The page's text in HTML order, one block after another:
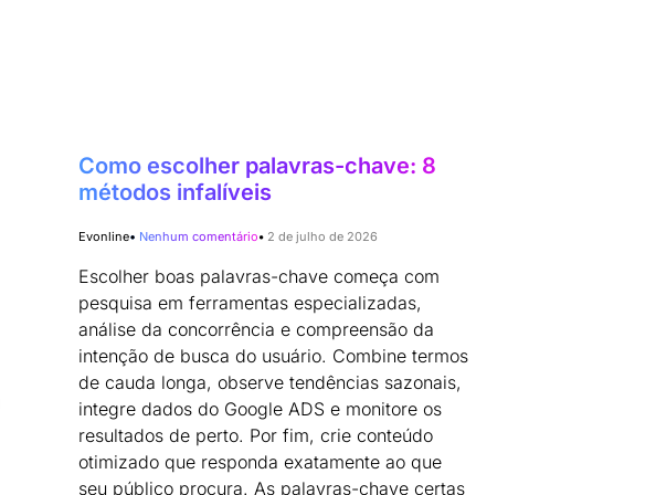
Como escolher palavras-chave: 8
métodos infalíveis
Evonline 2 de julho de 2026
Nenhum comentário
Escolher boas palavras-chave começa com
pesquisa em ferramentas especializadas,
análise da concorrência e compreensão da
intenção de busca do usuário. Combine termos
de cauda longa, observe tendências sazonais,
integre dados do Google ADS e monitore os
resultados de perto. Por fim, crie conteúdo
otimizado que responda exatamente ao que
seu público procura. As palavras-chave certas